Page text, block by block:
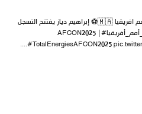
هدف إبراهيم دياز 1-0 أمام مالي كأس أمم افريقيا 🇲🇦⚽️ إبراهيم دياز يفتتح التسجل
للمنتخب المغربي من علامة الجزاء#كأس_أمم_أفريقيا#AFCON2025 |
#TotalEnergiesAFCON2025